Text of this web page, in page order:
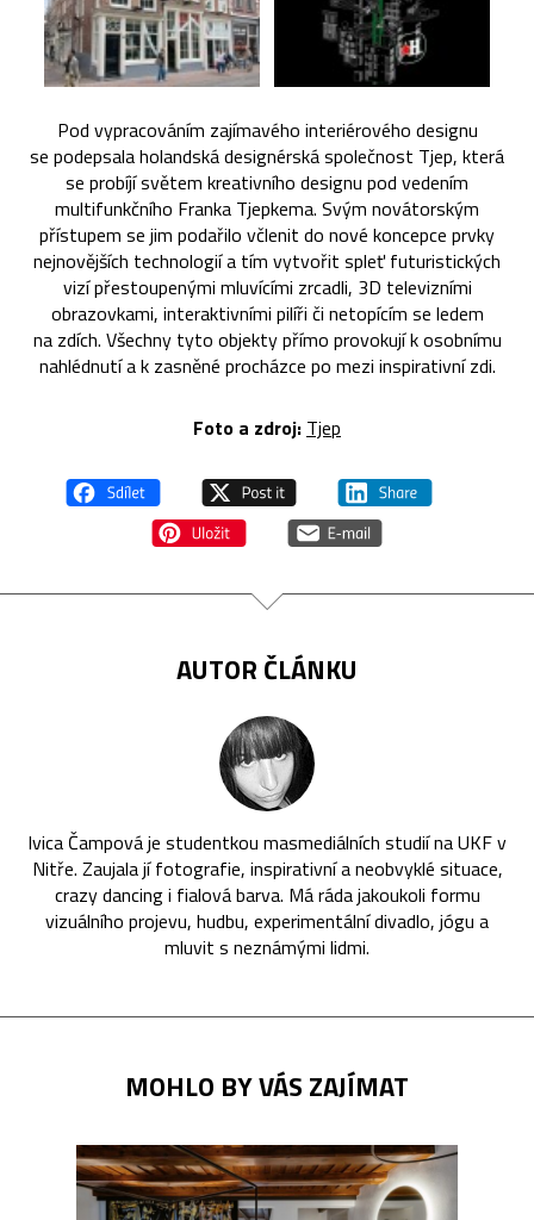
Pod vypracováním zajímavého interiérového designu
se podepsala holandská designérská společnost Tjep, která
se probíjí světem kreativního designu pod vedením
multifunkčního Franka Tjepkema. Svým novátorským
přístupem se jim podařilo včlenit do nové koncepce prvky
nejnovějších technologií a tím vytvořit spleť futuristických
vizí přestoupenými mluvícími zrcadli, 3D televizními
obrazovkami, interaktivními pilíři či netopícím se ledem
na zdích. Všechny tyto objekty přímo provokují k osobnímu
nahlédnutí a k zasněné procházce po mezi inspirativní zdi.
Foto a zdroj: Tjep
AUTOR ČLÁNKU
Ivica Čampová je studentkou masmediálních studií na UKF v
Nitře. Zaujala jí fotografie, inspirativní a neobvyklé situace,
crazy dancing i fialová barva. Má ráda jakoukoli formu
vizuálního projevu, hudbu, experimentální divadlo, jógu a
mluvit s neznámými lidmi.
MOHLO BY VÁS ZAJÍMAT